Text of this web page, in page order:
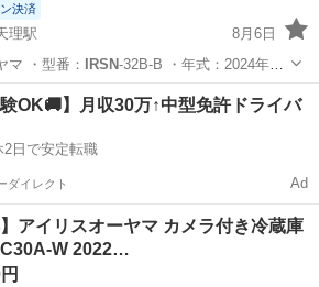
決済
理駅
8月6日
マ ・型番：
IRSN-32B-B ・年式：2024年製
キッチン家電 アイリスオーヤマ
験OK🚚】月収30万↑中型免許ドライバ
2日で安定転職
ダイレクト Ad
】アイリスオーヤマ カメラ付き冷蔵庫
W 2022…